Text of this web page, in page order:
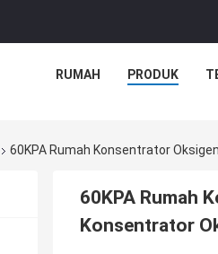
RUMAH PRODUK
60KPA Rumah Konsentrator
60KPA Rumah
Konsentrator